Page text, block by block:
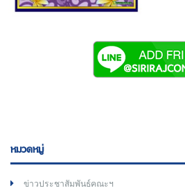
หมวดหมู่
ข่าวประชาสัมพันธ์คณะฯ